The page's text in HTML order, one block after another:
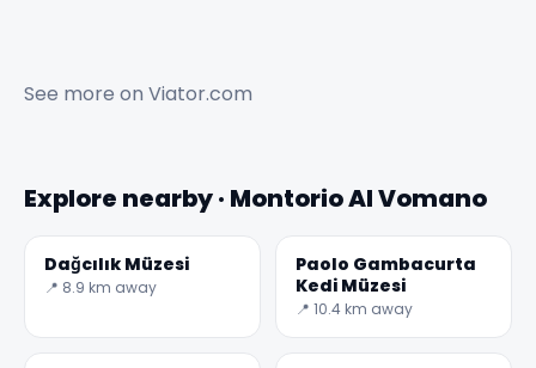
See more on Viator.com
Explore nearby · Montorio Al Vomano
Dağcılık Müzesi
📍 8.9 km away
Paolo Gambacurta
Kedi Müzesi
📍 10.4 km away